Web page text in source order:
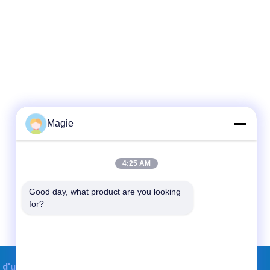
Magie
4:25 AM
Good day, what product are you looking
for?